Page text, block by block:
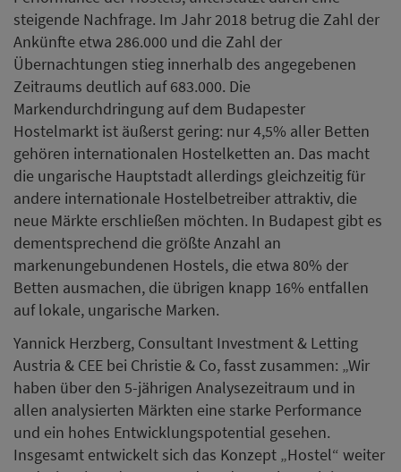
steigende Nachfrage. Im Jahr 2018 betrug die Zahl der
Ankünfte etwa 286.000 und die Zahl der
Übernachtungen stieg innerhalb des angegebenen
Zeitraums deutlich auf 683.000. Die
Markendurchdringung auf dem Budapester
Hostelmarkt ist äußerst gering: nur 4,5% aller Betten
gehören internationalen Hostelketten an. Das macht
die ungarische Hauptstadt allerdings gleichzeitig für
andere internationale Hostelbetreiber attraktiv, die
neue Märkte erschließen möchten. In Budapest gibt es
dementsprechend die größte Anzahl an
markenungebundenen Hostels, die etwa 80% der
Betten ausmachen, die übrigen knapp 16% entfallen
auf lokale, ungarische Marken.
Yannick Herzberg, Consultant Investment & Letting
Austria & CEE bei Christie & Co, fasst zusammen: „Wir
haben über den 5-jährigen Analysezeitraum und in
allen analysierten Märkten eine starke Performance
und ein hohes Entwicklungspotential gesehen.
Insgesamt entwickelt sich das Konzept „Hostel“ weiter